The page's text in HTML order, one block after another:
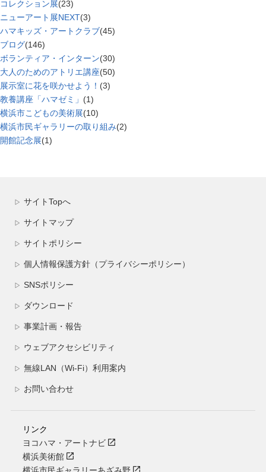
コレクション展(23)
ニューアート展NEXT(3)
ハマキッズ・アートクラブ(45)
ブログ(146)
ボランティア・インターン(30)
大人のためのアトリエ講座(50)
展示室に花を咲かせよう！ (3)
教養講座「ハマゼミ」 (1)
横浜市こどもの美術展(10)
横浜市民ギャラリーの取り組み(2)
開館記念展(1)
▷ サイトTopへ
▷ サイトマップ
▷ サイトポリシー
▷ 個人情報保護方針（プライバシーポリシー）
▷ SNSポリシー
▷ ダウンロード
▷ 事業計画・報告
▷ ウェブアクセシビリティ
▷ 無線LAN（Wi-Fi）利用案内
▷ お問い合わせ
リンク
ヨコハマ・アートナビ
横浜美術館